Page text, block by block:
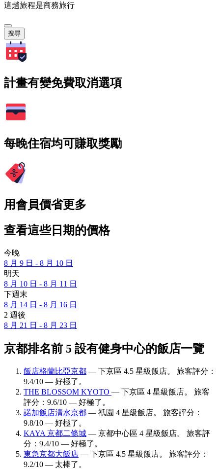
這趟旅程是商務旅行
搜尋
計畫有變免費取消選項
每晚住宿均可賺取獎勵
用會員價省更多
查看這些日期的價格
今晚
8 月 9 日 - 8 月 10 日
明天
8 月 10 日 - 8 月 11 日
下週末
8 月 14 日 - 8 月 16 日
2 週後
8 月 21 日 - 8 月 23 日
京都排名前 5 設有健身中心的飯店一覽
飯店格蘭比亞京都 — 下京區 4.5 星級飯店。 旅客評分：
9.4/10 — 好極了。
THE BLOSSOM KYOTO — 下京區 4 星級飯店。 旅客
評分：9.6/10 — 好極了。
諾加飯店清水京都 — 祇園 4 星級飯店。 旅客評分：
9.8/10 — 好極了。
KAYA 京都二條城 — 京都中心區 4 星級飯店。 旅客評
分：9.4/10 — 好極了。
東急京都大飯店 — 下京區 4.5 星級飯店。 旅客評分：
9.2/10 — 太棒了。